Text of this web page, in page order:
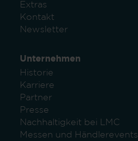
Extras
Kontakt
Newsletter
Unternehmen
Historie
Karriere
Partner
Presse
Nachhaltigkeit bei LMC
Messen und Händlerevents